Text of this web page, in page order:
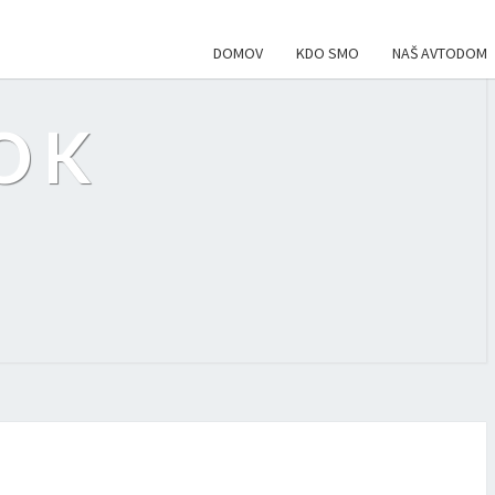
DOMOV KDO SMO NAŠ AVTODOM